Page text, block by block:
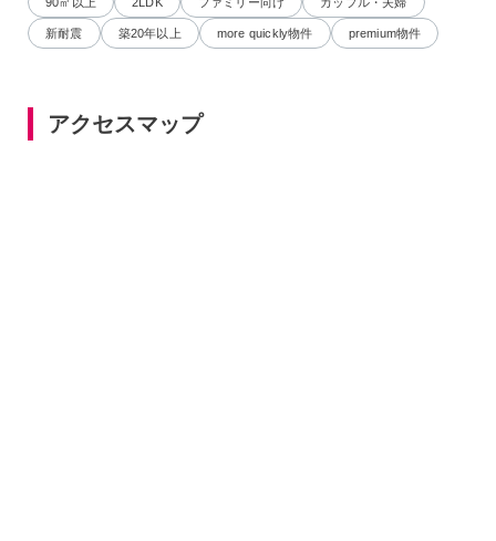
新耐震 築20年以上 more quickly物件 premium物件
アクセスマップ